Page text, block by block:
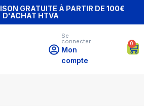
GRATUITE À PARTIR DE 100€
D'ACHAT HTVA
Se
connecter
Mon
compte
0